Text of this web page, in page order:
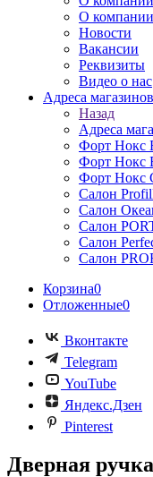
О компании
Новости
Вакансии
Реквизиты
Видео о нас
Адреса магазинов
Назад
Адреса
Форт Нокс
Форт Нокс
Форт Нокс
Салон
Салон
Салон
Салон
Салон
Корзина0
Отложенные0
Вконтакте
Telegram
YouTube
Яндекс.Дзен
Pinterest
Дверная